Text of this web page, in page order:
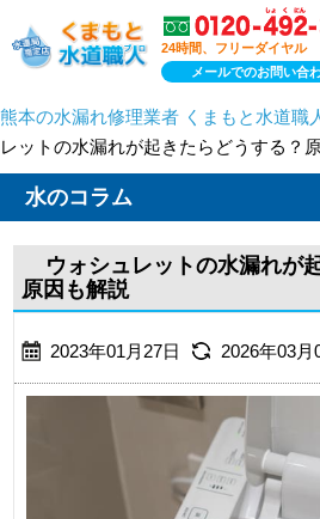
24時間、フリーダイヤル
メールでのお問い合
熊本の水漏れ修理業者 くまもと水道職
レットの水漏れが起きたらどうする？
水のコラム
ウォシュレットの水漏れが
原因も解説
2023年01月27日 2026年03月